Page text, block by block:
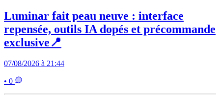
Luminar fait peau neuve : interface
repensée, outils IA dopés et précommande
exclusive📍
07/08/2026 à 21:44
• 0